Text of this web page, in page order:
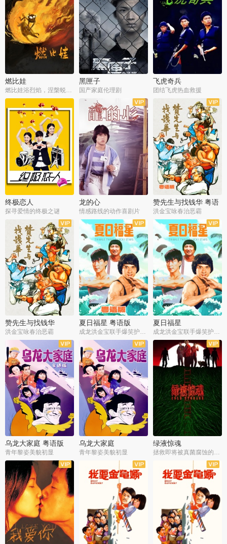
燃比娃
燃比娃浴烈焰，涅槃蜕变成人
黑匣子
国产家庭伦理剧
飞虎奇兵
团结飞虎热血救援
终极恋人
探寻爱情的终极之谜
龙的心
情感路线的动作喜剧片
赞先生与找钱华 粤语
版
洪金宝咏春治恶霸
赞先生与找钱华
洪金宝咏春治恶霸
夏日福星 粤语版
成龙洪金宝联手爆笑护美女
夏日福星
成龙洪金宝联手爆笑护美女
乌龙大家庭 粤语版
青年黎姿美貌初显
乌龙大家庭
青年黎姿美貌初显
绿液惊魂
拯救即将被真菌腐蚀的世界